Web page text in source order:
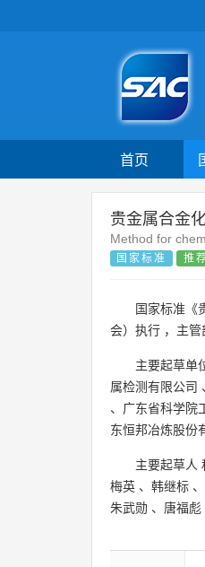
首页
贵金属合金
Method for
国家标准 推
国家标准《
会）执行 ，主管
主要起草单
属检测有限公司
、 广东省科学院
东恒邦冶炼股份
主要起草人
梅英 、 韩继标 、
朱武勋 、 唐福彪